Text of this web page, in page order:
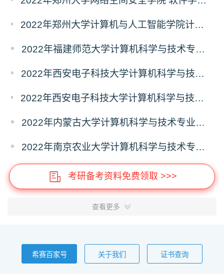
2022年郑州大学计算机与人工智能学院计算机科学与技术专业报录比
2022年福建师范大学计算机科学与技术专业报录比
2022年西安电子科技大学计算机科学与技术专业报录比
2022年西安电子科技大学计算机科学与技术学院计算机科学与技术专业报录比
2022年内蒙古大学计算机科学与技术专业报录比
2022年南京农业大学计算机科学与技术专业报录比
考研备考资料免费领取 >>>
查看更多
希赛百家号 关于我们 证书查询